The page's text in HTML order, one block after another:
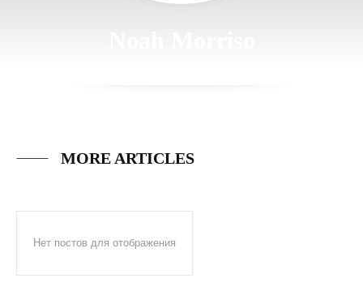
MORE ARTICLES
Нет постов для отображения